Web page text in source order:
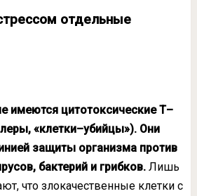
отдельные
имеются цитотоксические Т–
«клетки–убийцы»). Они
защиты организма против
бактерий и грибков.Лишь
что злокачественные клетки с